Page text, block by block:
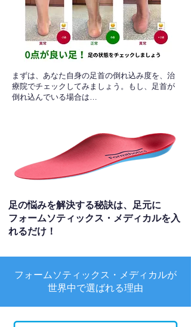
​まずは、あなた自身の足首の倒れ込み度を、治
療院でチェックしてみましょう。もし、足首が
倒れ込んでいる場合は…
足の悩みを解決する秘訣は、足元に
フォームソティックス・メディカルを入
れるだけ！
フォームソティックス・メディカルが
世界中で選ばれる理由